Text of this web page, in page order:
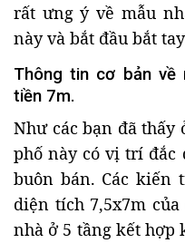
rất ưng ý về mẫu
này và bắt đầu bắt
Thông tin cơ bản về
tiền 7m.
Như các bạn đã
phố này có vị trí đắc
buôn bán. Các kiến
diện tích 7,5x7m
nhà ở 5 tầng kết hợp